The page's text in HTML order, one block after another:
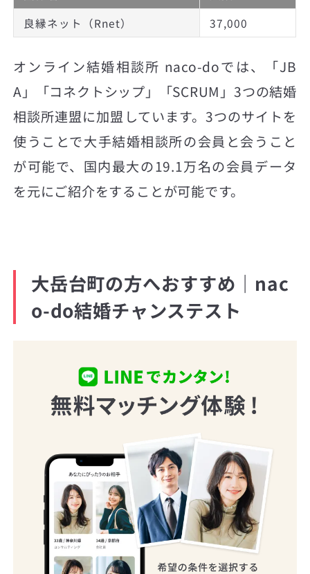
良縁ネット（Rnet）
37,000
オンライン結婚相談所 naco-doでは、「JB
A」「コネクトシップ」「SCRUM」3つの結婚
相談所連盟に加盟しています。3つのサイトを
使うことで大手結婚相談所の会員と会うこと
が可能で、国内最大の19.1万名の会員データ
を元にご紹介をすることが可能です。
大岳台町の方へおすすめ｜nac
o-do結婚チャンステスト